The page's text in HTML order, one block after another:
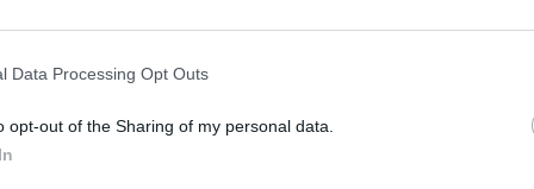
Data Processing Opt Outs
opt-out of the Sharing of my personal data.
Casa Bianca chiede la libera navigazione
pagati dazi. Attraverso Hormuz
e fertilizzanti. "Si arriverà a un accordo",
la fonte. "Vedremo quando si